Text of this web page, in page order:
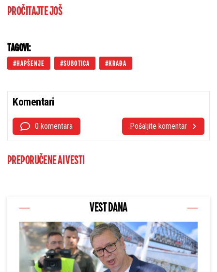
PROČITAJTE JOŠ
TAGOVI:
HAPŠENJE SUBOTICA KRAĐA
Komentari
0 komentara Pošaljite komentar
PREPORUČENE AI VESTI
VEST DANA